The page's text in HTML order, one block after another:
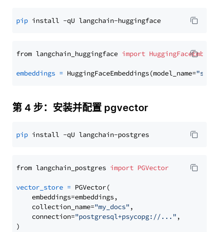
pip
from langchain_huggingface import
embeddings = HuggingFaceEmbeddings(model_name=
第 4 步：安装并配置 pgvector
pip
from langchain_postgres import PGVector
vector_store = PGVector(
    embeddings=embeddings,
    collection_name=
"my_docs" ,
    connection=
"postgresql+psycopg://..." ,